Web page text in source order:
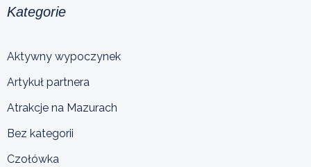
Kategorie
Aktywny wypoczynek
Artykuł partnera
Atrakcje na Mazurach
Bez kategorii
Czołówka